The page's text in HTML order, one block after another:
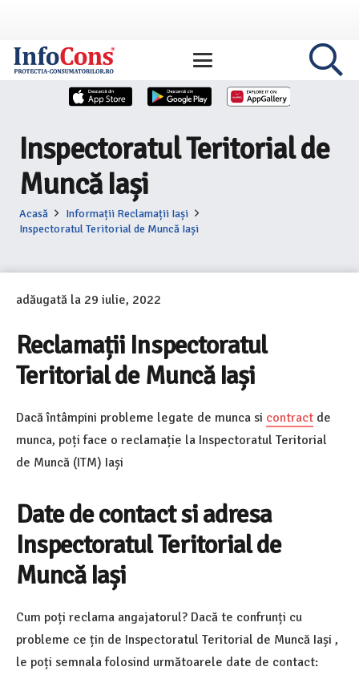
Inspectoratul Teritorial de
Muncă Iași
Acasă
Informații Reclamații Iași
Inspectoratul Teritorial de Muncă Iași
adăugată la 29 iulie, 2022
Reclamații Inspectoratul
Teritorial de Muncă Iași
Dacă întâmpini probleme legate de munca si contract de
munca, poți face o reclamație la Inspectoratul Teritorial
de Muncă (ITM) Iași
Date de contact si adresa
Inspectoratul Teritorial de
Muncă Iași
Cum poți reclama angajatorul? Dacă te confrunți cu
probleme ce țin de Inspectoratul Teritorial de Muncă Iași ,
le poți semnala folosind următoarele date de contact: